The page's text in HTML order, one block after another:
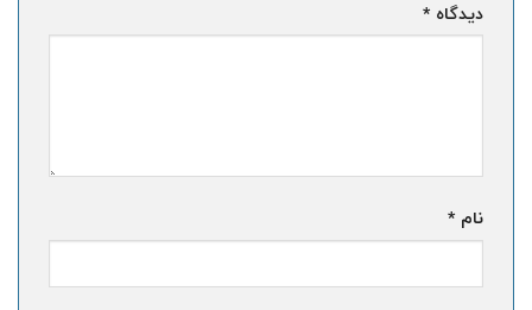
دیدگاه *
نام *